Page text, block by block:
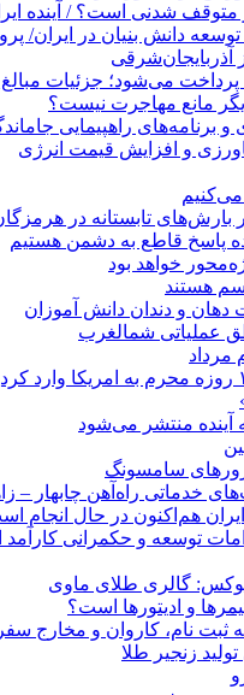
دانش بنیان در ایران/
می‌شود؛ جزئیات مبالغ
مانع مهاجرت نیست؟
راهپیمایی
و افزایش قیمت انرژی
پاسخ قاطع به دشمن هستیم
خواهد بود
هستند
و دندان دانش آموزان
عملیاتی شمالغرب
مرداد
آینده منتشر می‌شود
هم‌اکنون در حال انجام
توسعه و حکمرانی
لوکس: گالری طلای ماوی
و ادیتورها است؟
زنجیر طلا